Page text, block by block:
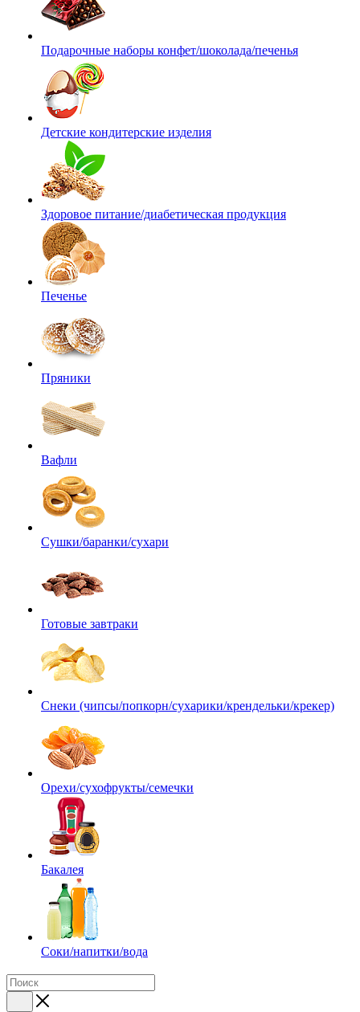
Подарочные наборы конфет/шоколада/печенья
Детские кондитерские изделия
Здоровое питание/диабетическая продукция
Печенье
Пряники
Вафли
Сушки/баранки/сухари
Готовые завтраки
Снеки (чипсы/попкорн/сухарики/крендельки/крекер)
Орехи/сухофрукты/семечки
Бакалея
Соки/напитки/вода